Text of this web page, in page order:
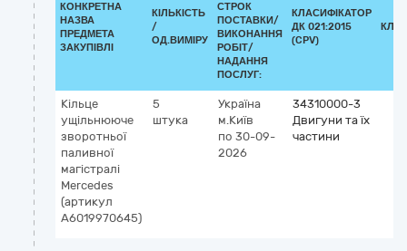
КОНКРЕТНА
НАЗВА
ПРЕДМЕТА
ЗАКУПІВЛІ
КІЛЬКІСТЬ
/
ОД.ВИМІРУ
СТРОК
ПОСТАВКИ/
ВИКОНАННЯ
РОБІТ/
НАДАННЯ
ПОСЛУГ:
КЛАСИФІКАТОР
ДК 021:2015
(CPV)
Кільце
ущільнююче
зворотньої
паливної
магістралі
Mercedes
(артикул
A6019970645)
5
штука
Україна
м.Київ
по 30-09-
2026
34310000-3
Двигуни та їх
частини